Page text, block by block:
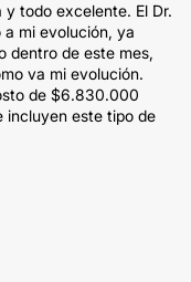
todo excelente. El Dr.
mi evolución, ya
dentro de este mes,
va mi evolución.
de $6.830.000
incluyen este tipo de